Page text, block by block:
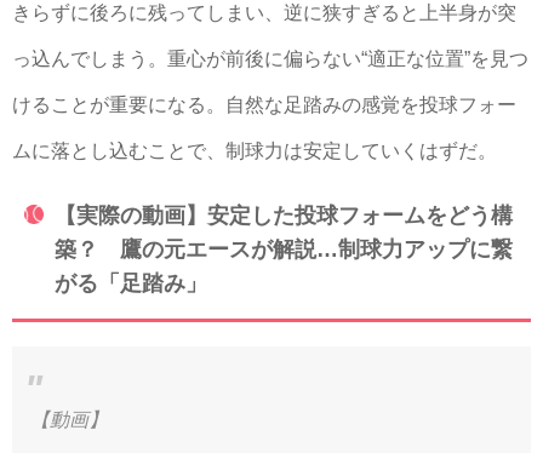
きらずに後ろに残ってしまい、逆に狭すぎると上半身が突
っ込んでしまう。重心が前後に偏らない“適正な位置”を見つ
けることが重要になる。自然な足踏みの感覚を投球フォー
ムに落とし込むことで、制球力は安定していくはずだ。
【実際の動画】安定した投球フォームをどう構
築？ 鷹の元エースが解説…制球力アップに繋
がる「足踏み」
【動画】